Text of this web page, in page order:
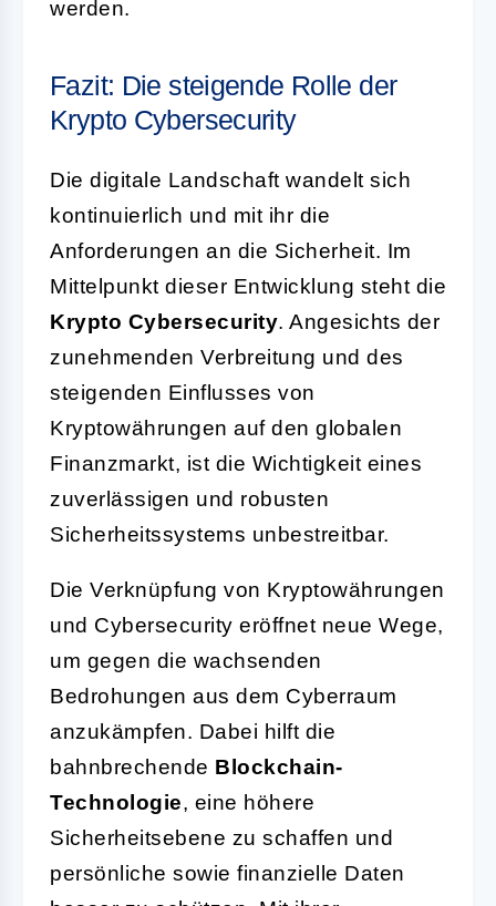
werden.
Fazit: Die steigende Rolle der
Krypto Cybersecurity
Die digitale Landschaft wandelt sich
kontinuierlich und mit ihr die
Anforderungen an die Sicherheit. Im
Mittelpunkt dieser Entwicklung steht die
Krypto Cybersecurity. Angesichts der
zunehmenden Verbreitung und des
steigenden Einflusses von
Kryptowährungen auf den globalen
Finanzmarkt, ist die Wichtigkeit eines
zuverlässigen und robusten
Sicherheitssystems unbestreitbar.
Die Verknüpfung von Kryptowährungen
und Cybersecurity eröffnet neue Wege,
um gegen die wachsenden
Bedrohungen aus dem Cyberraum
anzukämpfen. Dabei hilft die
bahnbrechende Blockchain-
Technologie, eine höhere
Sicherheitsebene zu schaffen und
persönliche sowie finanzielle Daten